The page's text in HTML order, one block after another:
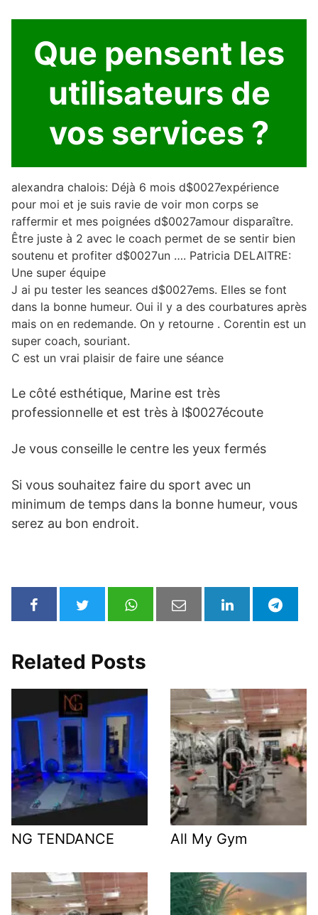
Que pensent les
utilisateurs de
vos services ?
alexandra chalois: Déjà 6 mois d$0027expérience
pour moi et je suis ravie de voir mon corps se
raffermir et mes poignées d$0027amour disparaître.
Être juste à 2 avec le coach permet de se sentir bien
soutenu et profiter d$0027un …. Patricia DELAITRE:
Une super équipe
J ai pu tester les seances d$0027ems. Elles se font
dans la bonne humeur. Oui il y a des courbatures après
mais on en redemande. On y retourne . Corentin est un
super coach, souriant.
C est un vrai plaisir de faire une séance
Le côté esthétique, Marine est très
professionnelle et est très à l$0027écoute
Je vous conseille le centre les yeux fermés
Si vous souhaitez faire du sport avec un
minimum de temps dans la bonne humeur, vous
serez au bon endroit.
Related Posts
NG TENDANCE All My Gym